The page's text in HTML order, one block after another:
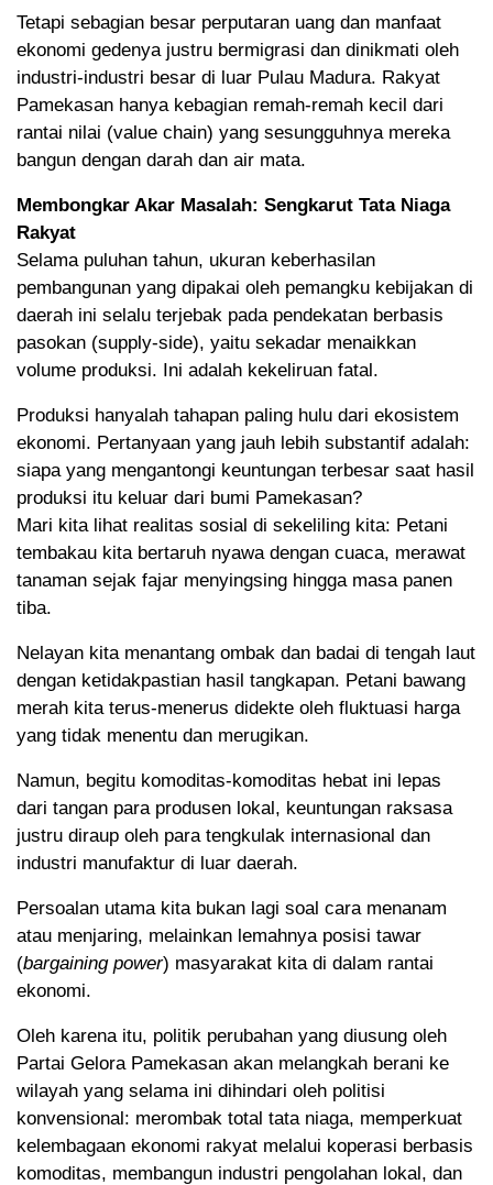
Tetapi sebagian besar perputaran uang dan manfaat
ekonomi gedenya justru bermigrasi dan dinikmati oleh
industri-industri besar di luar Pulau Madura. Rakyat
Pamekasan hanya kebagian remah-remah kecil dari
rantai nilai (value chain) yang sesungguhnya mereka
bangun dengan darah dan air mata.
Membongkar Akar Masalah: Sengkarut Tata Niaga
Rakyat
Selama puluhan tahun, ukuran keberhasilan
pembangunan yang dipakai oleh pemangku kebijakan di
daerah ini selalu terjebak pada pendekatan berbasis
pasokan (supply-side), yaitu sekadar menaikkan
volume produksi. Ini adalah kekeliruan fatal.
Produksi hanyalah tahapan paling hulu dari ekosistem
ekonomi. Pertanyaan yang jauh lebih substantif adalah:
siapa yang mengantongi keuntungan terbesar saat hasil
produksi itu keluar dari bumi Pamekasan?
Mari kita lihat realitas sosial di sekeliling kita: Petani
tembakau kita bertaruh nyawa dengan cuaca, merawat
tanaman sejak fajar menyingsing hingga masa panen
tiba.
Nelayan kita menantang ombak dan badai di tengah laut
dengan ketidakpastian hasil tangkapan. Petani bawang
merah kita terus-menerus didekte oleh fluktuasi harga
yang tidak menentu dan merugikan.
Namun, begitu komoditas-komoditas hebat ini lepas
dari tangan para produsen lokal, keuntungan raksasa
justru diraup oleh para tengkulak internasional dan
industri manufaktur di luar daerah.
Persoalan utama kita bukan lagi soal cara menanam
atau menjaring, melainkan lemahnya posisi tawar
(bargaining power) masyarakat kita di dalam rantai
ekonomi.
Oleh karena itu, politik perubahan yang diusung oleh
Partai Gelora Pamekasan akan melangkah berani ke
wilayah yang selama ini dihindari oleh politisi
konvensional: merombak total tata niaga, memperkuat
kelembagaan ekonomi rakyat melalui koperasi berbasis
komoditas, membangun industri pengolahan lokal, dan